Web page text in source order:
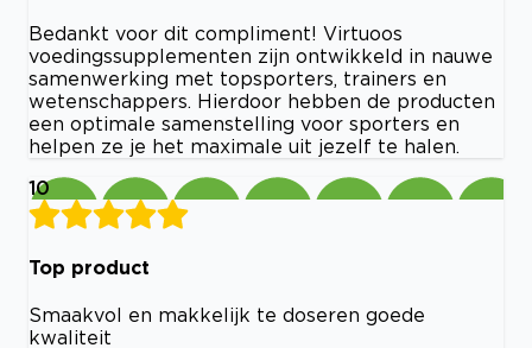
Bedankt voor dit compliment! Virtuoos
voedingssupplementen zijn ontwikkeld in nauwe
samenwerking met topsporters, trainers en
wetenschappers. Hierdoor hebben de producten
een optimale samenstelling voor sporters en
helpen ze je het maximale uit jezelf te halen.
10
Top product
Smaakvol en makkelijk te doseren goede
kwaliteit